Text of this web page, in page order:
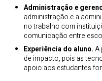
Administração e
administração e a
no trabalho com
comunicação entre
Experiência do aluno.A
de impacto, pois as
apoio aos estudantes